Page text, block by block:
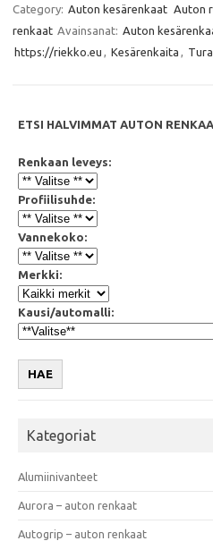
e
b
o
o
t
e
r
t
s
A
p
i
Category: Auton kesärenkaat Auton
renkaat Avainsanat: Auton
https://riekko.eu
Kesärenkaita
ETSI HALVIMMAT AUTON
Renkaan leveys:
Profiilisuhde:
Vannekoko:
Merkki:
Kausi/automalli:
HAE
Kategoriat
Alumiinivanteet
Aurora – auton renkaat
Autogrip – auton renkaat